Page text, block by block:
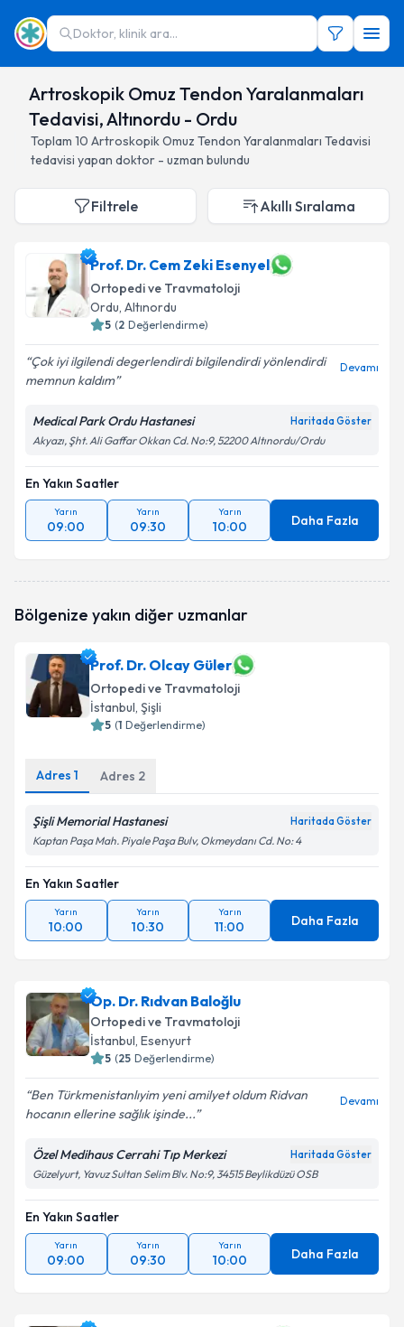
Doktor, klinik ara...
Artroskopik Omuz Tendon Yaralanmaları
Tedavisi, Altınordu - Ordu
Toplam 10 Artroskopik Omuz Tendon Yaralanmaları Tedavisi
tedavisi yapan doktor - uzman bulundu
Filtrele Akıllı Sıralama
Prof. Dr. Cem Zeki Esenyel
Ortopedi ve Travmatoloji
Ordu, Altınordu
5 (2 Değerlendirme)
Çok iyi ilgilendi degerlendirdi bilgilendirdi yönlendirdi
memnun kaldım
Devamı
Medical Park Ordu Hastanesi Haritada Göster
Akyazı, Şht. Ali Gaffar Okkan Cd. No:9, 52200 Altınordu/Ordu
En Yakın Saatler
Yarın
09:00
Yarın
09:30
Yarın
10:00 Daha Fazla
Bölgenize yakın diğer uzmanlar
Prof. Dr. Olcay Güler
Ortopedi ve Travmatoloji
İstanbul, Şişli
5 (1 Değerlendirme)
Adres 1 Adres 2
Şişli Memorial Hastanesi Haritada Göster
Kaptan Paşa Mah. Piyale Paşa Bulv, Okmeydanı Cd. No: 4
En Yakın Saatler
Yarın
10:00
Yarın
10:30
Yarın
11:00 Daha Fazla
Op. Dr. Rıdvan Baloğlu
Ortopedi ve Travmatoloji
İstanbul, Esenyurt
5 (25 Değerlendirme)
Ben Türkmenistanlıyim yeni amilyet oldum Ridvan
hocanın ellerine sağlık işinde...
Devamı
Özel Medihaus Cerrahi Tıp Merkezi Haritada Göster
Güzelyurt, Yavuz Sultan Selim Blv. No:9, 34515 Beylikdüzü OSB
En Yakın Saatler
Yarın
09:00
Yarın
09:30
Yarın
10:00 Daha Fazla